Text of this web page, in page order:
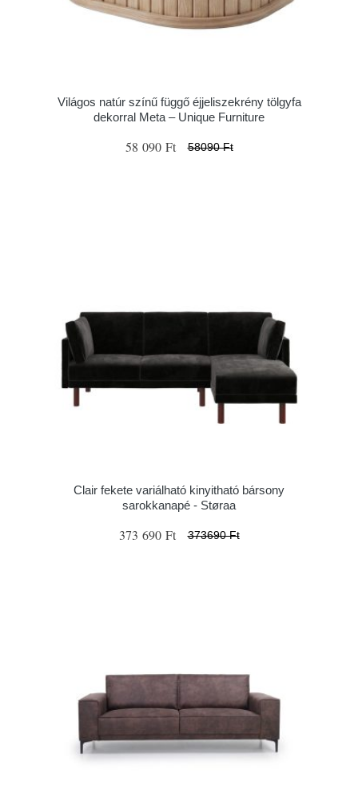
Világos natúr színű függő éjjeliszekrény tölgyfa
dekorral Meta – Unique Furniture
58 090 Ft 58090 Ft
Clair fekete variálható kinyitható bársony
sarokkanapé - Støraa
373 690 Ft 373690 Ft